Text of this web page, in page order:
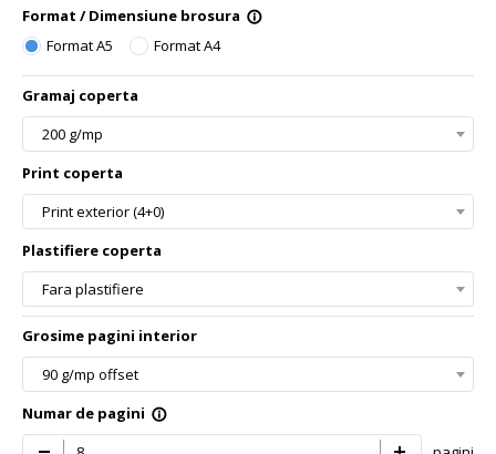
Format / Dimensiune brosura info_outline
Format A5 Format A4
Gramaj coperta
200 g/mp
Grosime pagini interior
90 g/mp offset
Plastifiere coperta
Fara plastifiere
Print coperta
Print exterior (4+0)
Numar de pagini info_outline
Nume
Numar de telefon
Detalii suplimentare
Nume
Numar de telefon
Detalii suplimentare